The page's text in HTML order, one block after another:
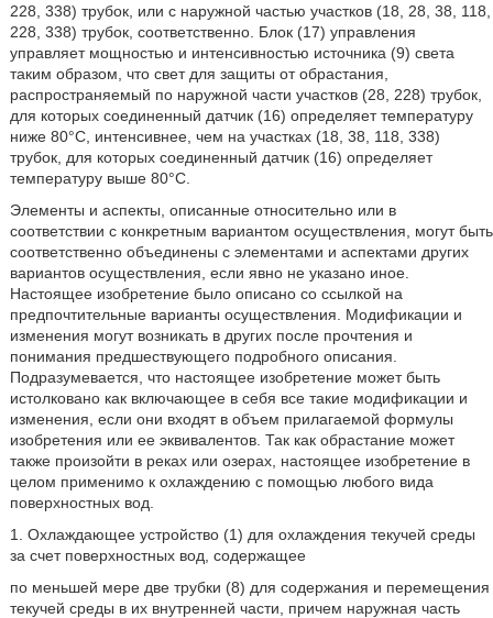
228, 338) трубок, или с наружной частью участков (18, 28, 38, 118,
228, 338) трубок, соответственно. Блок (17) управления
управляет мощностью и интенсивностью источника (9) света
таким образом, что свет для защиты от обрастания,
распространяемый по наружной части участков (28, 228) трубок,
для которых соединенный датчик (16) определяет температуру
ниже 80°C, интенсивнее, чем на участках (18, 38, 118, 338)
трубок, для которых соединенный датчик (16) определяет
температуру выше 80°C.
Элементы и аспекты, описанные относительно или в
соответствии с конкретным вариантом осуществления, могут быть
соответственно объединены с элементами и аспектами других
вариантов осуществления, если явно не указано иное.
Настоящее изобретение было описано со ссылкой на
предпочтительные варианты осуществления. Модификации и
изменения могут возникать в других после прочтения и
понимания предшествующего подробного описания.
Подразумевается, что настоящее изобретение может быть
истолковано как включающее в себя все такие модификации и
изменения, если они входят в объем прилагаемой формулы
изобретения или ее эквивалентов. Так как обрастание может
также произойти в реках или озерах, настоящее изобретение в
целом применимо к охлаждению с помощью любого вида
поверхностных вод.
1. Охлаждающее устройство (1) для охлаждения текучей среды
за счет поверхностных вод, содержащее
по меньшей мере две трубки (8) для содержания и перемещения
текучей среды в их внутренней части, причем наружная часть